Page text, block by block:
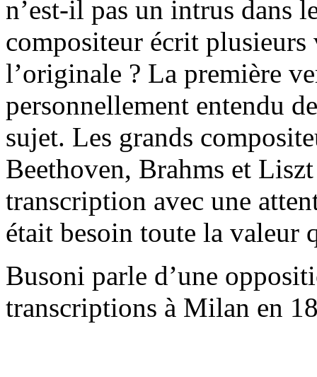
n’est-il pas un intrus dans
compositeur écrit
l’originale ? La première
personnellement entendu
sujet. Les grands
Beethoven, Brahms et
transcription avec une
était besoin toute la valeur
Busoni parle d’une
transcriptions à Milan en